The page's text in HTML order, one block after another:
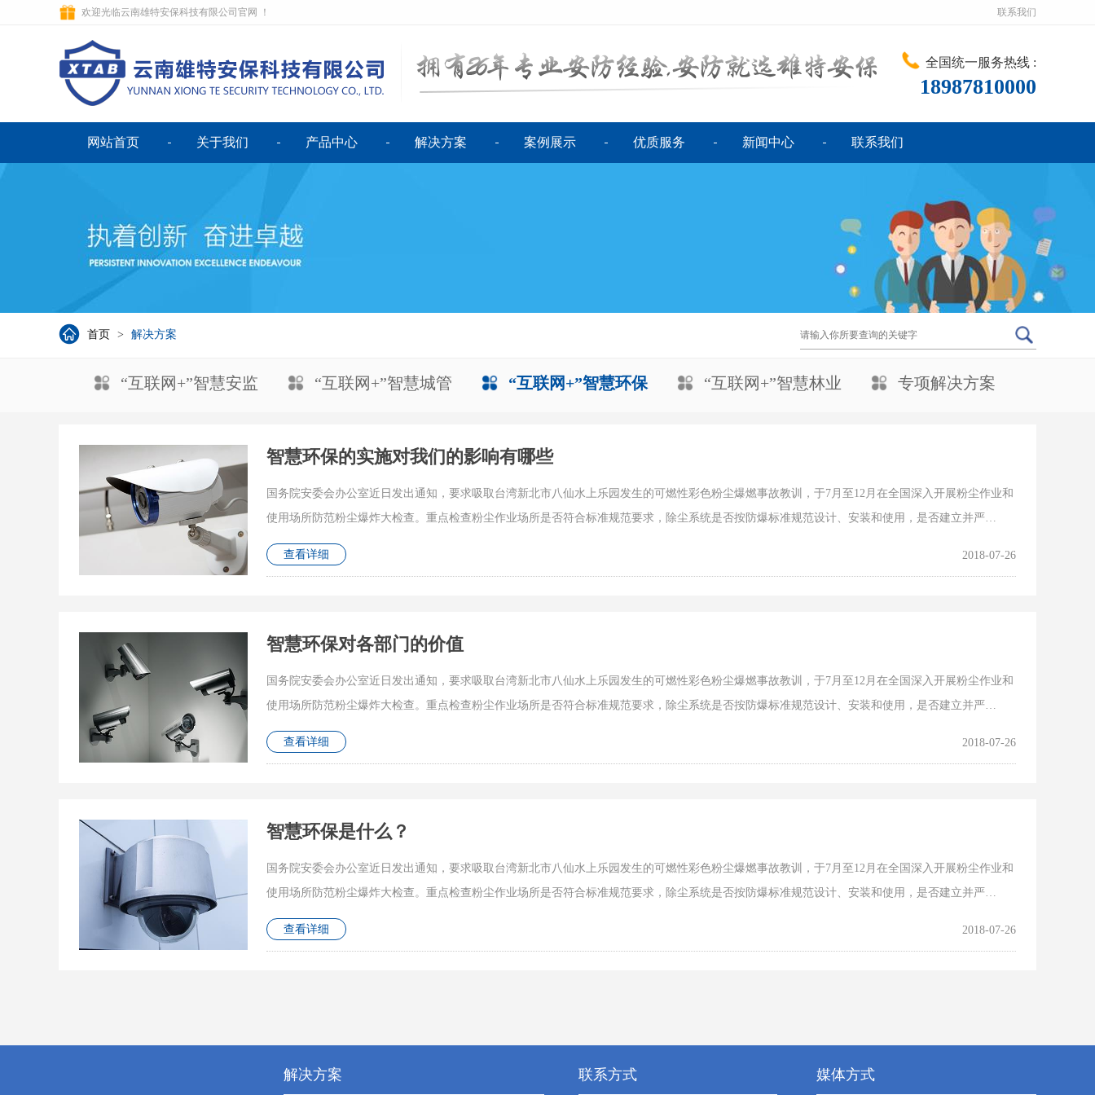
欢迎光临云南雄特安保科技有限公司官网 ！ 联系我们
全国统一服务热线 :
18987810000
网站首页 关于我们 产品中心 解决方案 案例展示 优质服务 新闻中心 联系我们
首页 > 解决方案
“互联网+”智慧安监 “互联网+”智慧城管 “互联网+”智慧环保 “互联网+”智慧林业 专项解决方案
智慧环保的实施对我们的影响有哪些
国务院安委会办公室近日发出通知，要求吸取台湾新北市八仙水上乐园发生的可燃性彩色粉尘爆燃事故教训，于7月至12月在全国深入开展粉尘作业和
使用场所防范粉尘爆炸大检查。重点检查粉尘作业场所是否符合标准规范要求，除尘系统是否按防爆标准规范设计、安装和使用，是否建立并严…
查看详细 2018-07-26
智慧环保对各部门的价值
国务院安委会办公室近日发出通知，要求吸取台湾新北市八仙水上乐园发生的可燃性彩色粉尘爆燃事故教训，于7月至12月在全国深入开展粉尘作业和
使用场所防范粉尘爆炸大检查。重点检查粉尘作业场所是否符合标准规范要求，除尘系统是否按防爆标准规范设计、安装和使用，是否建立并严…
查看详细 2018-07-26
智慧环保是什么？
国务院安委会办公室近日发出通知，要求吸取台湾新北市八仙水上乐园发生的可燃性彩色粉尘爆燃事故教训，于7月至12月在全国深入开展粉尘作业和
使用场所防范粉尘爆炸大检查。重点检查粉尘作业场所是否符合标准规范要求，除尘系统是否按防爆标准规范设计、安装和使用，是否建立并严…
查看详细 2018-07-26
解决方案 联系方式 媒体方式